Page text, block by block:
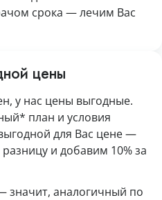
срока — лечим Вас
цены
у нас цены выгодные.
план и условия
для Вас цене —
и добавим 10% за
аналогичный по